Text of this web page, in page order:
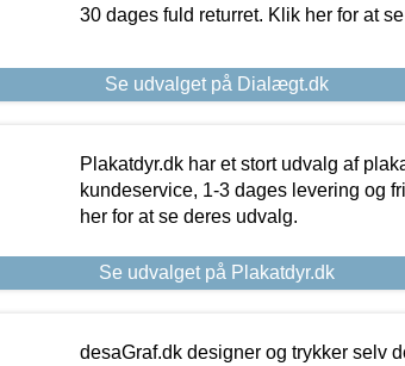
30 dages fuld returret. Klik her for at
Se udvalget på Dialægt.dk
Plakatdyr.dk har et stort udvalg af
kundeservice, 1-3 dages levering og
her for at se deres udvalg.
Se udvalget på Plakatdyr.dk
desaGraf.dk designer og trykker selv